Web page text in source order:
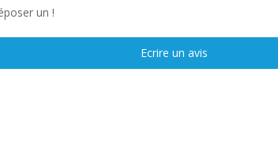
un !
Ecrire un avis